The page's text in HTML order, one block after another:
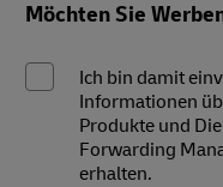
Möchten Sie
Ich bin damit
Informationen
Produkte und
Forwarding
erhalten.